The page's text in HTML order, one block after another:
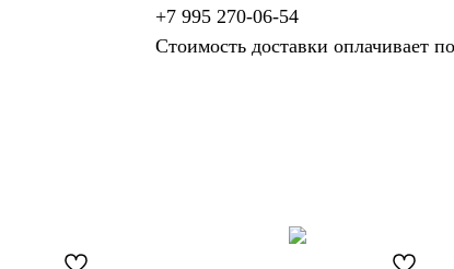
+7 995 270‑06‑54‬
Стоимость доставки оплачивает